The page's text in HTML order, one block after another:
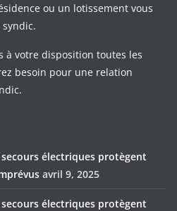
ou un lotissement vous
à votre disposition toutes les
besoin pour une relation
électriques protègent
avril 9, 2025
électriques protègent